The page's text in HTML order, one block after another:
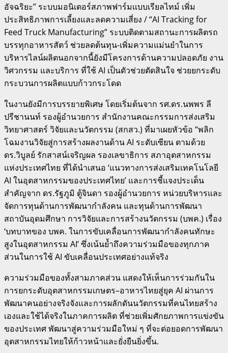
อัจฉริยะ” ระบบมอนิเตอร์สภาพฟาร์มแบบเรียลไทม์ เพิ่ม
ประสิทธิภาพการเลี้ยงและลดความเสี่ยง / “AI Tracking for
Feed Truck Manufacturing” ระบบติดตามสถานะการผลิตรถ
บรรทุกอาหารสัตว์ ช่วยลดต้นทุน-เพิ่มความแม่นยำในการ
บริหารไลน์ผลิตนอกจากนี้ยังมีโครงการด้านความปลอดภัย งาน
วิศวกรรม และบริการ ที่ใช้ AI เป็นตัวช่วยตัดสินใจ ช่วยยกระดับ
กระบวนการผลิตแบบก้าวกระโดด
ในงานยังมีการบรรยายพิเศษ โดยเริ่มต้นจาก รศ.ดร.นพพร ลี
ปรีชานนท์ รองผู้อำนวยการ สำนักงานคณะกรรมการส่งเสริม
วิทยาศาสตร์ วิจัยและนวัตกรรม (สกสว.) ที่มาเผยหัวข้อ “พลิก
โฉมงานวิจัยสู่การสร้างผลงานด้าน AI ระดับเซียน ตามด้วย
ดร.วิบูลย์ รักสาสน์เจริญผล รองเลขาธิการ สภาอุตสาหกรรม
แห่งประเทศไทย ที่ได้นำเสนอ ‘แนวทางการส่งเสริมเทคโนโลยี
AI ในอุตสาหกรรมของประเทศไทย’ และการชี้แจงประเด็น
สำคัญจาก ดร.รัฐภูมิ ตู้จินดา รองผู้อำนวยการ หน่วยบริหารและ
จัดการทุนด้านการพัฒนากำลังคน และทุนด้านการพัฒนา
สถาบันอุดมศึกษา การวิจัยและการสร้างนวัตกรรม (บพค.) เรื่อง
‘บทบาทของ บพค. ในการขับเคลื่อนการพัฒนากำลังคนทักษะ
สูงในอุตสาหกรรม AI’ ซึ่งเน้นย้ำถึงความร่วมมือของทุกภาค
ส่วนในการใช้ AI ขับเคลื่อนประเทศอย่างแท้จริง
​ความร่วมมือของทั้งสามภาคส่วน แสดงให้เห็นการร่วมกันใน
การยกระดับอุตสาหกรรมเกษตร–อาหารไทยสู่ยุค AI ผ่านการ
พัฒนาคนอย่างจริงจังและการผลักดันนวัตกรรมที่คนไทยสร้าง
เองและใช้ได้จริงในภาคการผลิต ที่ช่วยเพิ่มศักยภาพการแข่งขัน
ของประเทศ พัฒนาสู่ความร่วมมือใหม่ ๆ ที่จะต่อยอดการพัฒนา
อุตสาหกรรมไทยให้ก้าวหน้าและยั่งยืนยิ่งขึ้น.